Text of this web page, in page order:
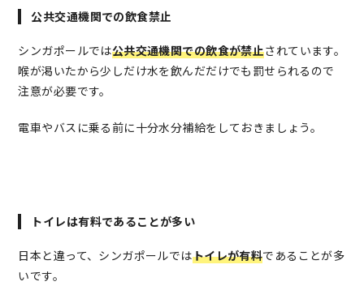
公共交通機関での飲食禁止
シンガポールでは公共交通機関での飲食が禁止されています。
喉が渇いたから少しだけ水を飲んだだけでも罰せられるので
注意が必要です。
電車やバスに乗る前に十分水分補給をしておきましょう。
トイレは有料であることが多い
日本と違って、シンガポールではトイレが有料であることが多
いです。